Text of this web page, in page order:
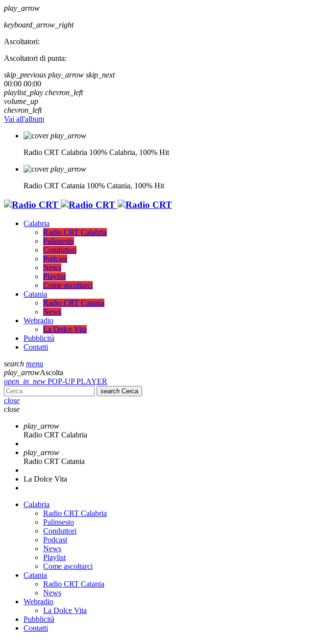
play_arrow
keyboard_arrow_right
Ascoltatori:
Ascoltatori di punta:
skip_previous play_arrow skip_next
00:00 00:00
playlist_play chevron_left
volume_up
chevron_left
Vai all'album
play_arrow
Radio CRT Calabria 100% Calabria, 100% Hit
play_arrow
Radio CRT Catania 100% Catania, 100% Hit
Calabria
Radio CRT Calabria
Palinsesto
Conduttori
Podcast
News
Playlist
Come ascoltarci
Catania
Radio CRT Catania
News
Webradio
La Dolce Vita
Pubblicità
Contatti
search menu
play_arrowAscolta
open_in_new POP-UP PLAYER
search Cerca
close
close
play_arrow
Radio CRT Calabria
play_arrow
Radio CRT Catania
La Dolce Vita
Calabria
Radio CRT Calabria
Palinsesto
Conduttori
Podcast
News
Playlist
Come ascoltarci
Catania
Radio CRT Catania
News
Webradio
La Dolce Vita
Pubblicità
Contatti